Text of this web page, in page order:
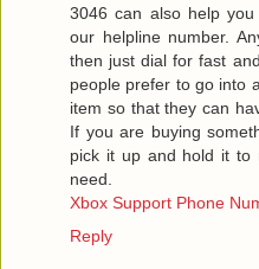
3046 can also help
our helpline number.
then just dial for fast
people prefer to go into
item so that they can
If you are buying
pick it up and hold it to
need.
Xbox Support Phone
Reply